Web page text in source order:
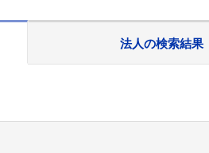
法人の検索結果